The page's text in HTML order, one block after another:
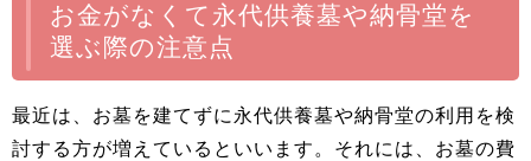
お金がなくて永代供養墓や納骨堂を
選ぶ際の注意点
最近は、お墓を建てずに永代供養墓や納骨堂の利用を検
討する方が増えているといいます。それには、お墓の費